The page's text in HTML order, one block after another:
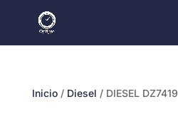
Inicio/ Diesel / DIESEL DZ7419